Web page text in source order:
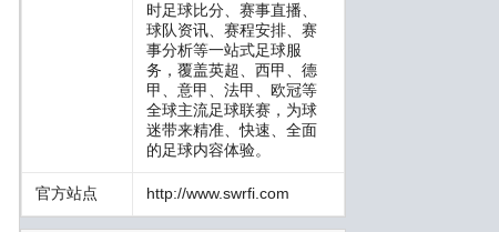
时足球比分、赛事直播、
球队资讯、赛程安排、赛
事分析等一站式足球服
务，覆盖英超、西甲、德
甲、意甲、法甲、欧冠等
全球主流足球联赛，为球
迷带来精准、快速、全面
的足球内容体验。
官方站点 http://www.swrfi.com